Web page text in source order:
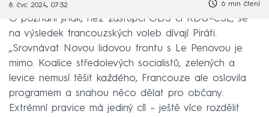
8. čvc 2024, 07:32 6 min čtení
O poznání jinak, než zástupci ODS či KDU-ČSL, se
na výsledek francouzských voleb dívají Piráti.
„Srovnávat Novou lidovou frontu s Le Penovou je
mimo. Koalice středolevých socialistů, zelených a
levice nemusí těšit každého, Francouze ale oslovila
programem a snahou něco dělat pro občany.
Extrémní pravice má jediný cíl – ještě více rozdělit